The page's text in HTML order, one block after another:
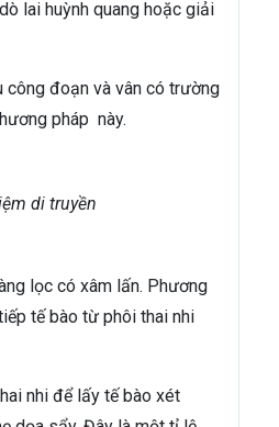
lai huỳnh quang hoặc giải
công đoạn và vân có trường
pháp này.
di truyền
lọc có xâm lấn. Phương
tế bào từ phôi thai nhi
nhi để lấy tế bào xét